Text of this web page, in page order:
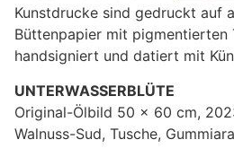
Kunstdrucke sind gedruckt auf
Büttenpapier mit pigmentierten
handsigniert und datiert mit
UNTERWASSERBLÜTE
Original-Ölbild 50 x 60 cm,
Walnuss-Sud, Tusche,